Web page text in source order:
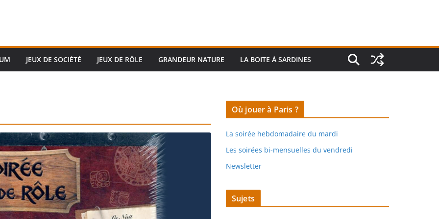
JEUX DE SOCIÉTÉ JEUX DE RÔLE GRANDEUR NATURE LA BOITE À SARDINES
Où jouer à Paris ?
La soirée hebdomadaire du mardi
Les soirées bi-mensuelles du vendredi
Newsletter
Sujets